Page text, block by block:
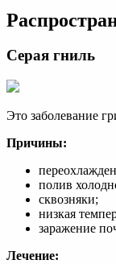
Серая гниль
Это заболевание
Причины:
полив
сквозняки;
низкая
заражение
Лечение: